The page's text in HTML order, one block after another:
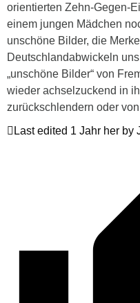
orientierten Zehn-Gegen-
einem jungen Mädchen
unschöne Bilder, die
Deutschlandabwickeln
„unschöne Bilder“ von
wieder achselzuckend in
zurückschlendern oder
Last edited 1 Jahr her by